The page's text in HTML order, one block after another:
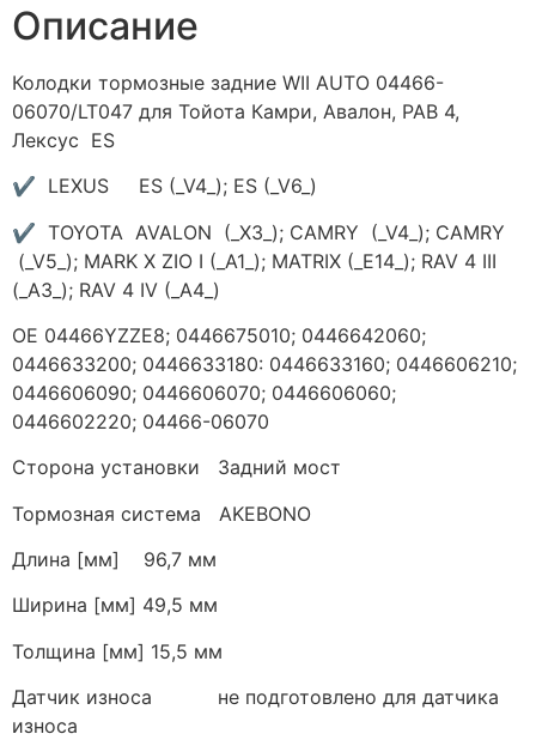
Описание
Колодки тормозные задние WII AUTO 04466-
06070/LT047 для Тойота Камри, Авалон, РАВ 4,
Лексус ES
✔ LEXUS ES (_V4_); ES (_V6_)
✔ TOYOTA AVALON (_X3_); CAMRY (_V4_); CAMRY
(_V5_); MARK X ZIO I (_A1_); MATRIX (_E14_); RAV 4 III
(_A3_); RAV 4 IV (_A4_)
ОЕ 04466YZZE8; 0446675010; 0446642060;
0446633200; 0446633180: 0446633160; 0446606210;
0446606090; 0446606070; 0446606060;
0446602220; 04466-06070
Сторона установки Задний мост
Тормозная система AKEBONO
Длина [мм] 96,7 мм
Ширина [мм] 49,5 мм
Толщина [мм] 15,5 мм
Датчик износа не подготовлено для датчика
износа